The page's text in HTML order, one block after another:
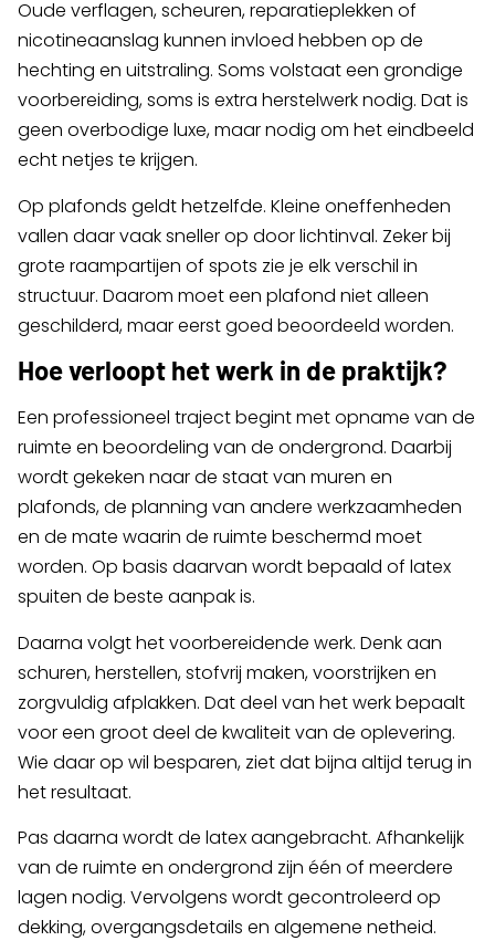
Oude verflagen, scheuren, reparatieplekken of
nicotineaanslag kunnen invloed hebben op de
hechting en uitstraling. Soms volstaat een grondige
voorbereiding, soms is extra herstelwerk nodig. Dat is
geen overbodige luxe, maar nodig om het eindbeeld
echt netjes te krijgen.
Op plafonds geldt hetzelfde. Kleine oneffenheden
vallen daar vaak sneller op door lichtinval. Zeker bij
grote raampartijen of spots zie je elk verschil in
structuur. Daarom moet een plafond niet alleen
geschilderd, maar eerst goed beoordeeld worden.
Hoe verloopt het werk in de praktijk?
Een professioneel traject begint met opname van de
ruimte en beoordeling van de ondergrond. Daarbij
wordt gekeken naar de staat van muren en
plafonds, de planning van andere werkzaamheden
en de mate waarin de ruimte beschermd moet
worden. Op basis daarvan wordt bepaald of latex
spuiten de beste aanpak is.
Daarna volgt het voorbereidende werk. Denk aan
schuren, herstellen, stofvrij maken, voorstrijken en
zorgvuldig afplakken. Dat deel van het werk bepaalt
voor een groot deel de kwaliteit van de oplevering.
Wie daar op wil besparen, ziet dat bijna altijd terug in
het resultaat.
Pas daarna wordt de latex aangebracht. Afhankelijk
van de ruimte en ondergrond zijn één of meerdere
lagen nodig. Vervolgens wordt gecontroleerd op
dekking, overgangsdetails en algemene netheid.